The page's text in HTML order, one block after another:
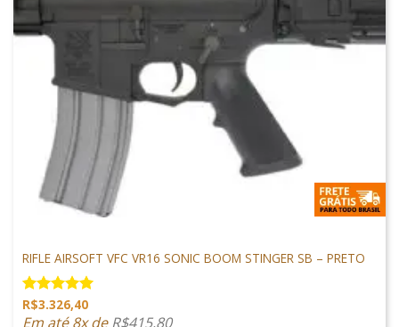
RIFLE AIRSOFT VFC VR16 SONIC BOOM STINGER SB – PRETO
Avaliação
5.00 de 5
R$3.326,40
Em até 8x deR$415,80